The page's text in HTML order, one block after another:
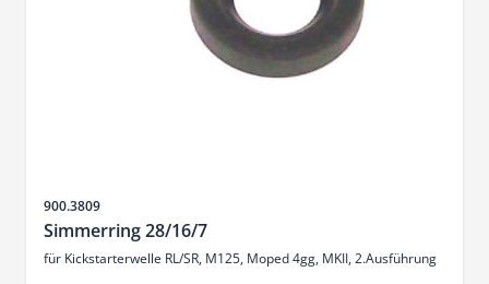
Sku
900.3809
Simmerring 28/16/7
für Kickstarterwelle RL/SR, M125, Moped 4gg, MKII, 2.Ausführung